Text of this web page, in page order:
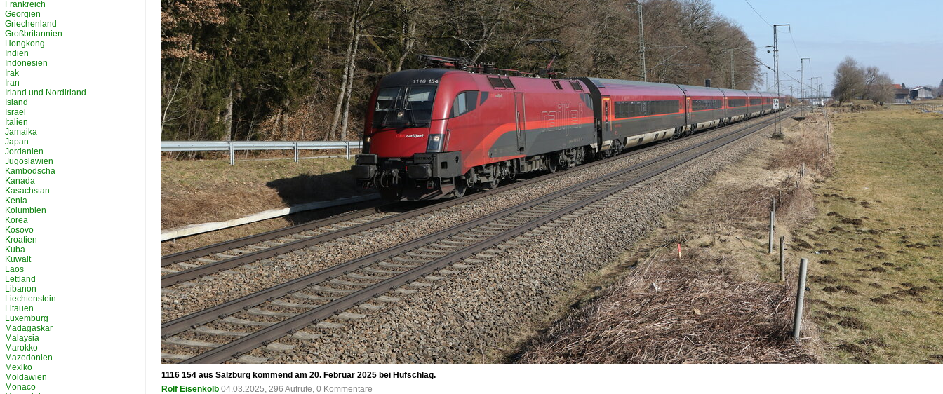
1116 154 aus Salzburg kommend am 20. Februar 2025 bei Hufschlag.
Rolf Eisenkolb 04.03.2025, 296 Aufrufe, 0 Kommentare
Frankreich
Georgien
Griechenland
Großbritannien
Hongkong
Indien
Indonesien
Irak
Iran
Irland und Nordirland
Island
Israel
Italien
Jamaika
Japan
Jordanien
Jugoslawien
Kambodscha
Kanada
Kasachstan
Kenia
Kolumbien
Korea
Kosovo
Kroatien
Kuba
Kuwait
Laos
Lettland
Libanon
Liechtenstein
Litauen
Luxemburg
Madagaskar
Malaysia
Marokko
Mazedonien
Mexiko
Moldawien
Monaco